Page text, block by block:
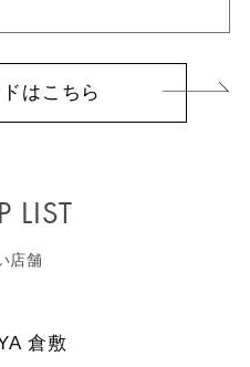
はこちら
LIST
店舗
倉敷